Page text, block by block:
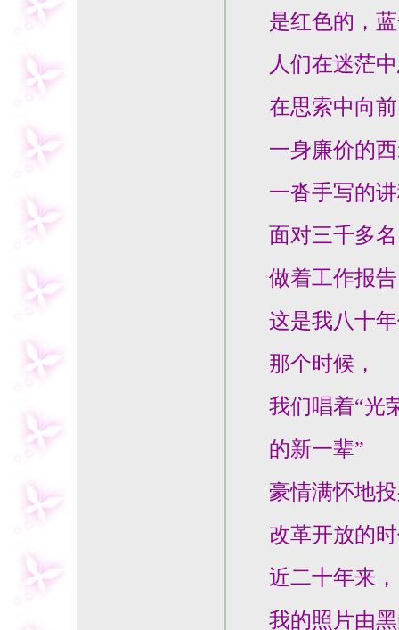
是红色的，蓝
人们在迷茫中
在思索中向前
一身廉价的西
一沓手写的讲
面对三千多名
做着工作报告
这是我八十年
那个时候，
我们唱着“光
的新一辈”
豪情满怀地投
改革开放的时
近二十年来，
我的照片由黑